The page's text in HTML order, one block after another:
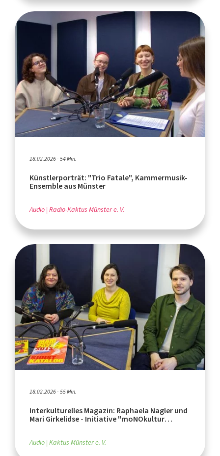
18.02.2026 - 54 Min.
Künstlerporträt: "Trio Fatale", Kammermusik-
Ensemble aus Münster
Audio Radio-Kaktus Münster e. V.
18.02.2026 - 55 Min.
Interkulturelles Magazin: Raphaela Nagler und
Mari Girkelidse - Initiative "moNOkultur
Audio Kaktus Münster e. V.